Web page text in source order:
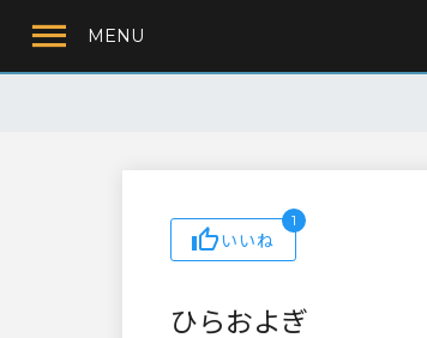
MENU
いいね
1
ひらおよぎ